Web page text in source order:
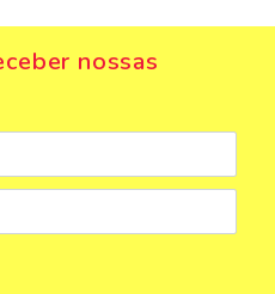
nossas